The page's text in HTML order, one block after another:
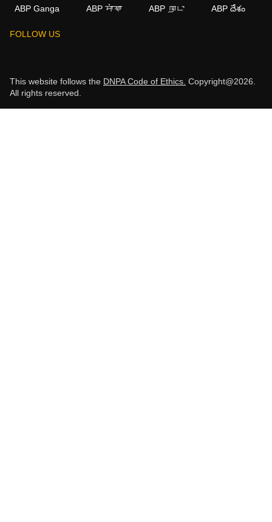
ABP Ganga
ABP ਸਾਂਝਾ ABP நாடு ABP దేశం
FOLLOW US
This website follows the DNPA Code of Ethics. Copyright@2026.
All rights reserved.